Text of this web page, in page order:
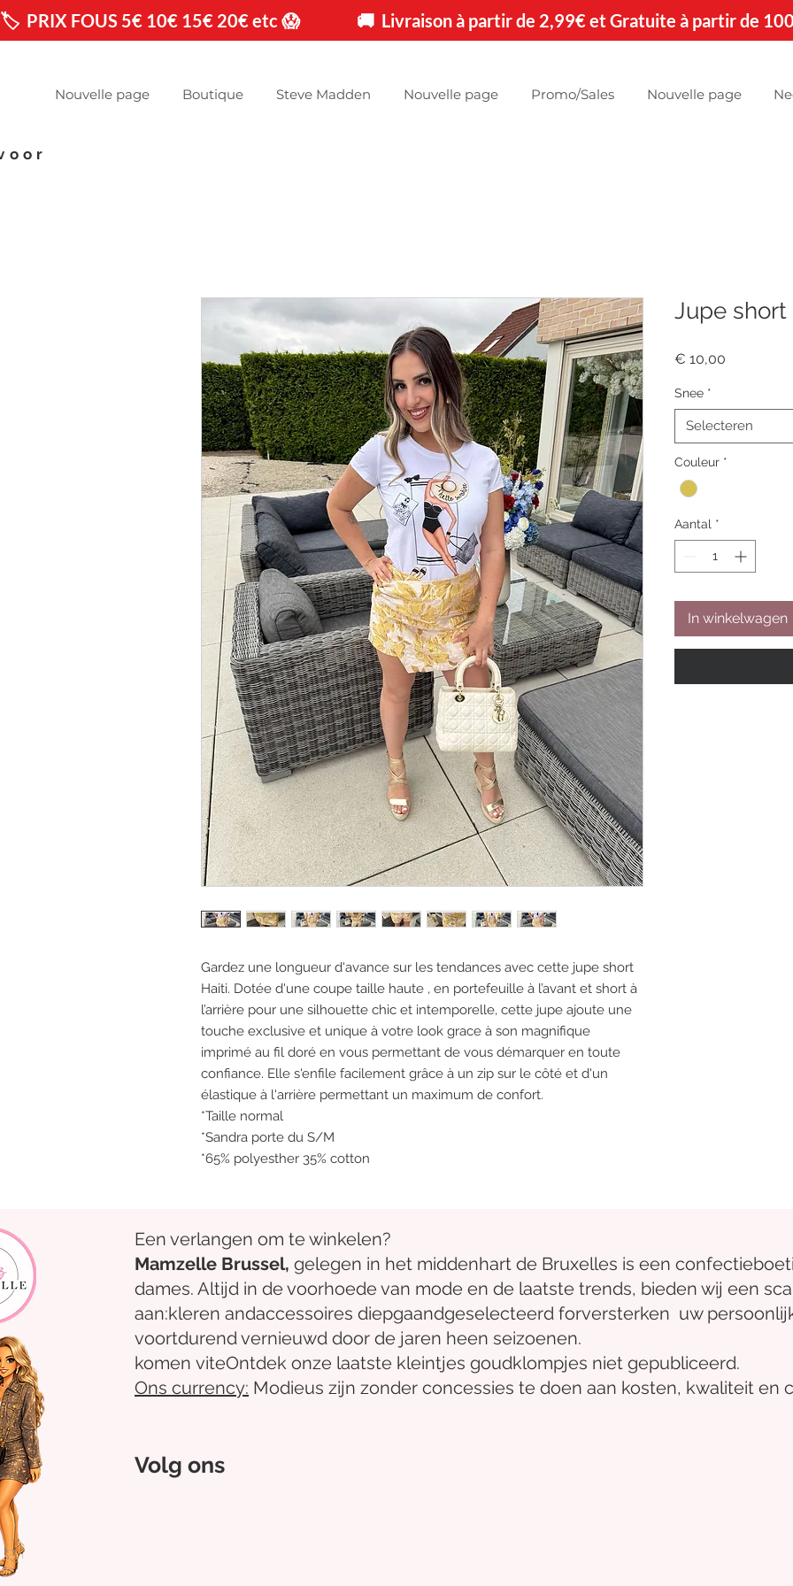
🏷️  PRIX FOUS 5€ 10€ 15€ 20€ etc 😱                🚚  Livraison à partir de 2,99€ et Gratuite à partir de
Nouvelle page Boutique Steve Madden Nouvelle page Promo/Sales Nouvelle page
Gardez une longueur d'avance sur les tendances avec cette jupe short
Haiti. Dotée d'une coupe taille haute , en portefeuille à l’avant et short à
l’arrière pour une silhouette chic et intemporelle, cette jupe ajoute une
touche exclusive et unique à votre look grace à son magnifique
imprimé au fil doré en vous permettant de vous démarquer en toute
confiance. Elle s'enfile facilement grâce à un zip sur le côté et d'un
élastique à l'arrière permettant un maximum de confort.
*Taille normal
*Sandra porte du S/M
*65% polyesther 35% cotton
Jupe short
€ 10,00
Snee *
Selecteren
Couleur *
Aantal *
In winkelwagen
Een verlangen om te winkelen?
Mamzelle Brussel, gelegen in het middenhart de Bruxelles is een
dames. Altijd in de voorhoede van mode en de laatste trends, bieden wij een
aan:kleren andaccessoires diepgaandgeselecteerd forversterken uw
voortdurend vernieuwd door de jaren heen seizoenen.
komen viteOntdek onze laatste kleintjes goudklompjes niet gepubliceerd.
Ons currency: Modieus zijn zonder concessies te doen aan kosten, kwaliteit en
Volg ons